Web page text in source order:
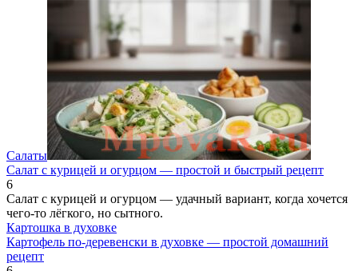
Салаты
Салат с курицей и огурцом — простой и быстрый рецепт
6
Салат с курицей и огурцом — удачный вариант, когда хочется
чего-то лёгкого, но сытного.
Картошка в духовке
Картофель по-деревенски в духовке — простой домашний
рецепт